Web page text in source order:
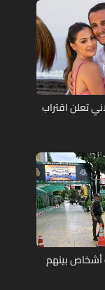
تعلن اقتراب
أشخاص بينهم